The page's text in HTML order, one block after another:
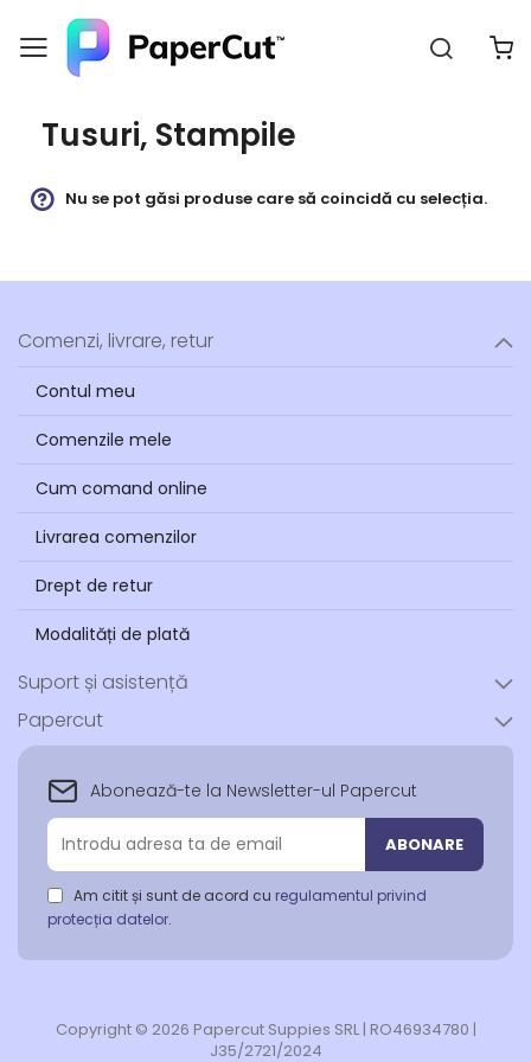
Navigați
Tusuri, Stampile
Nu se pot găsi produse care să coincidă cu selecția.
Comenzi, livrare, retur
Contul meu
Comenzile mele
Cum comand online
Livrarea comenzilor
Drept de retur
Modalități de plată
Suport și asistență
Papercut
Abonează-te la Newsletter-ul Papercut
Abonează-
te
la
newsletter-
ul
ABONARE
Am citit și sunt de acord cu regulamentul privind
protecția datelor.
Copyright © 2026 Papercut Suppies SRL | RO46934780 |
J35/2721/2024